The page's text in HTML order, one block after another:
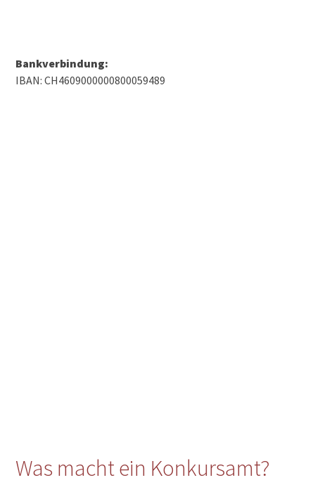
Bankverbindung:
IBAN: CH4609000000800059489
Was macht ein Konkursamt?